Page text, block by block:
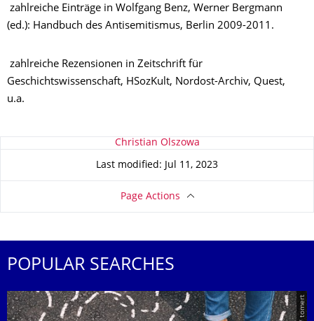
zahlreiche Einträge in Wolfgang Benz, Werner Bergmann
(ed.): Handbuch des Antisemitismus, Berlin 2009-2011.
zahlreiche Rezensionen in Zeitschrift für
Geschichtswissenschaft, HSozKult, Nordost-Archiv, Quest,
u.a.
About this pageChristian Olszowa
Last modified: Jul 11, 2023
Page Actions
POPULAR SEARCHES